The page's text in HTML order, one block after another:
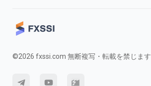
©2026 fxssi.com 無断複写・転載を禁じます